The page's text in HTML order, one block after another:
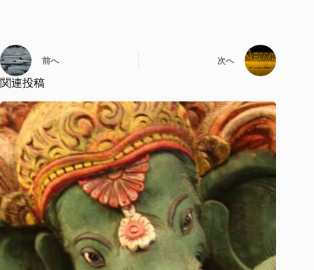
前へ 次へ
関連投稿